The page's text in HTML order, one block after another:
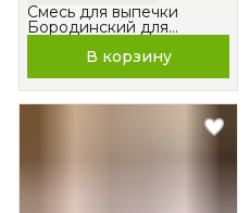
Смесь для выпечки
Бородинский для
В корзину